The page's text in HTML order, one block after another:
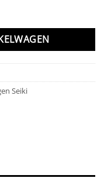
Seiki